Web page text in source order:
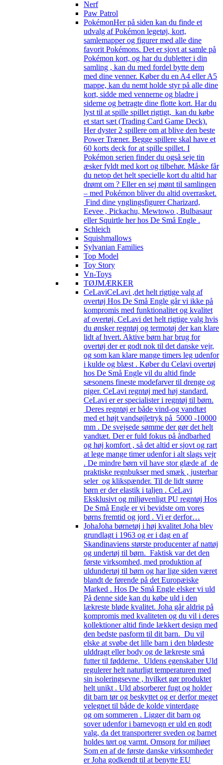
Nerf
Paw Patrol
PokémonHer på siden kan du finde et
udvalg af Pokémon legetøj, kort,
samlemapper og figurer med alle dine
favorit Pokémons. Det er sjovt at samle på
Pokémon kort, og har du dubletter i din
samling , kan du med fordel bytte dem
med dine venner. Køber du en A4 eller A5
mappe, kan du nemt holde styr på alle dine
kort, sidde med vennerne og bladre i
siderne og betragte dine flotte kort. Har du
lyst til at spille spillet rigtigt, kan du købe
et start sæt (Trading Card Game Deck).
Her dyster 2 spillere om at blive den beste
Power Træner. Begge spillere skal have et
60 korts deck for at spille spillet. I
Pokémon serien finder du også seje tin
æsker fyldt med kort og tilbehør. Måske får
du netop det helt specielle kort du altid har
drømt om ? Eller en sej mønt til samlingen
– med Pokémon bliver du altid overrasket.
Find dine ynglingsfigurer Charizard,
Eevee , Pickachu, Mewtowo , Bulbasaur
eller Squirtle her hos De Små Engle .
Schleich
Squishmallows
Sylvanian Families
Top Model
Toy Story
Vn-Toys
TØJMÆRKER
CeLaviCeLavi ,det helt rigtige valg af
overtøj Hos De Små Engle går vi ikke på
kompromis med funktionalitet og kvalitet
af overtøj. CeLavi det helt rigtige valg hvis
du ønsker regntøj og termotøj der kan klare
lidt af hvert. Aktive børn har brug for
overtøj der er godt nok til det danske vejr,
og som kan klare mange timers leg udenfor
i kulde og blæst . Køber du Celavi overtøj
hos De Små Engle vil du altid finde
sæsonens fineste modefarver til drenge og
piger. CeLavi regntøj med høj standard.
CeLavi er er specialister i regntøj til børn.
Deres regntøj er både vind-og vandtæt
med et højt vandsøjletryk på 5000 -10000
mm . De svejsede sømme der gør det helt
vandtæt. Der er fuld fokus på åndbarhed
og høj komfort , så det altid er sjovt og rart
at lege mange timer udenfor i alt slags vejr
. De mindre børn vil have stor glæde af de
praktiske regnbukser med smæk , justerbar
seler og klikspænder. Til de lidt større
børn er der elastik i taljen . CeLavi
Eksklusivt og miljøvenligt PU regntøj Hos
De Små Engle er vi bevidste om vores
børns fremtid og jord . Vi er derfor…
JohaJoha børnetøj i høj kvalitet Joha blev
grundlagt i 1963 og er i dag en af
Skandinaviens største producenter af nattøj
og undertøj til børn. Faktisk var det den
første virksomhed, med produktion af
uldundertøj til børn og har lige siden været
blandt de førende på det Europæiske
Marked . Hos De Små Engle elsker vi uld
På denne side kan du købe uld i den
lækreste bløde kvalitet. Joha går aldrig på
kompromis med kvaliteten og du vil i deres
kollektioner altid finde lækkert design med
den bedste pasform til dit barn. Du vil
elske at svøbe det lille barn i den blødeste
ulddragt eller body og de lækreste små
futter til fødderne. Uldens egenskaber Uld
regulerer helt naturligt temperaturen med
sin isoleringsevne , hvilket gør produktet
helt unikt . Uld absorberer fugt og holder
dit barn tør og beskyttet og er derfor meget
velegnet til både de kolde vinterdage
og om sommeren . Ligger dit barn og
sover udenfor i barnevogn er uld en godt
valg, da det transporterer sveden og barnet
holdes tørt og varmt. Omsorg for miljøet
Som en af de første danske virksomheder
er Joha godkendt til at benytte EU